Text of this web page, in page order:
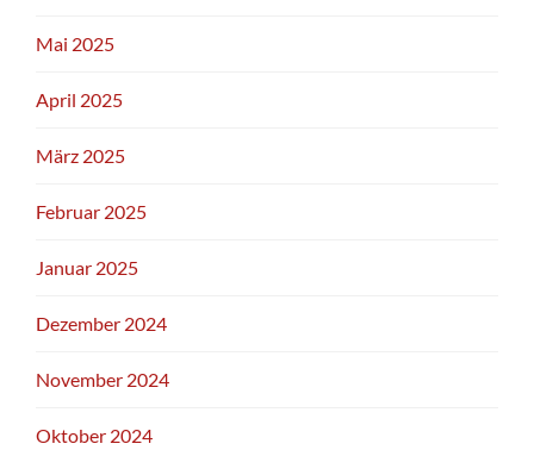
Mai 2025
April 2025
März 2025
Februar 2025
Januar 2025
Dezember 2024
November 2024
Oktober 2024